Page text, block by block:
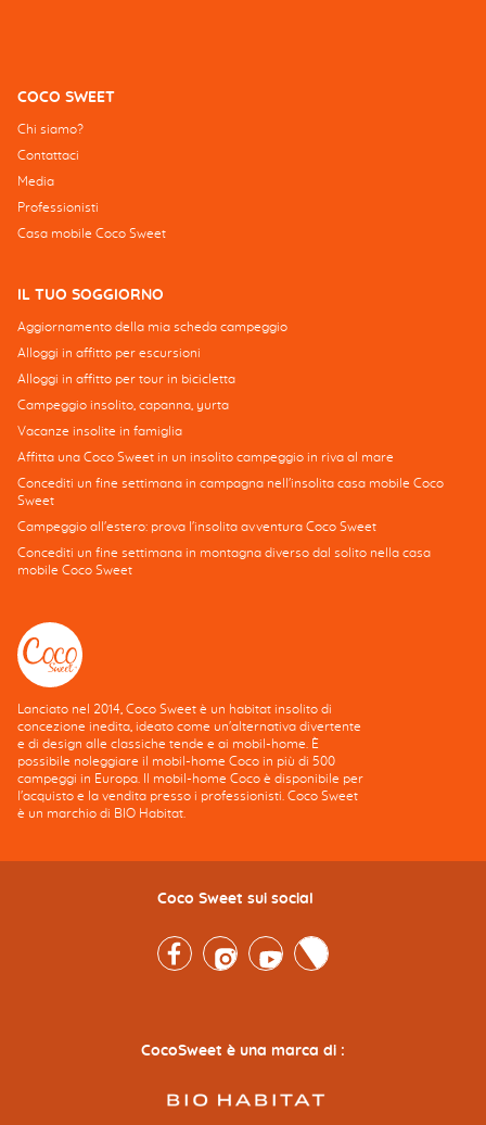
COCO SWEET
Chi siamo?
Contattaci
Media
Professionisti
Casa mobile Coco Sweet
IL TUO SOGGIORNO
Aggiornamento della mia scheda campeggio
Alloggi in affitto per escursioni
Alloggi in affitto per tour in bicicletta
Campeggio insolito, capanna, yurta
Vacanze insolite in famiglia
Affitta una Coco Sweet in un insolito campeggio in riva al mare
Concediti un fine settimana in campagna nell'insolita casa mobile Coco
Sweet
Campeggio all'estero: prova l'insolita avventura Coco Sweet
Concediti un fine settimana in montagna diverso dal solito nella casa
mobile Coco Sweet
Lanciato nel 2014, Coco Sweet è un habitat insolito di
concezione inedita, ideato come un'alternativa divertente
e di design alle classiche tende e ai mobil-home. È
possibile noleggiare il mobil-home Coco in più di 500
campeggi in Europa. Il mobil-home Coco è disponibile per
l'acquisto e la vendita presso i professionisti. Coco Sweet
è un marchio di BIO Habitat.
Coco Sweet sui social
FacebookInstagramYoutubeTwitter
CocoSweet è una marca di :